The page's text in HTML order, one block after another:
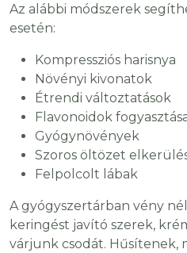
Az alábbi módszerek
esetén:
Kompressziós harisnya
Növényi kivonatok
Étrendi változtatások
Flavonoidok
Gyógynövények
Szoros öltözet
Felpolcolt lábak
A gyógyszertárban vény
keringést javító szerek,
várjunk csodát. Hűsítenek,